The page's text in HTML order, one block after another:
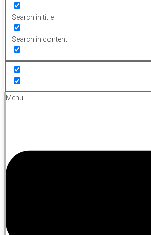
Search in title
Search in content
Menu